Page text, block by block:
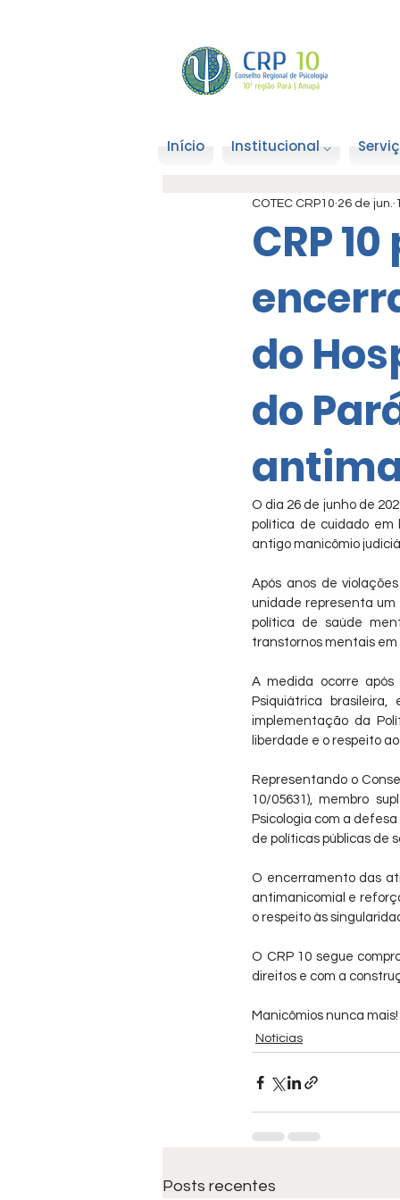
Início Institucional ⌵
CRP
do
do
COTEC CRP10 26 de jun.
O dia 26 de junho de
política de cuidado em
antigo manicômio
Após anos de
unidade representa
política de saúde
transtornos mentais em
A medida ocorre após
Psiquiátrica
implementação da
liberdade e o respeito
Representando o
10/05631), membro
Psicologia com a
de políticas públicas de
O encerramento das
antimanicomial e
o respeito às
O CRP 10 segue
direitos e com a
Manicômios nunca mais!
Notícias
Posts recentes